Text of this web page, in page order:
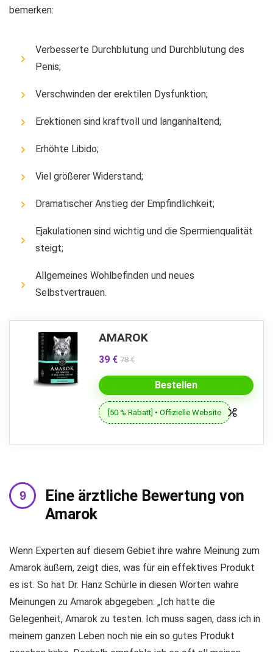
bemerken:
Verbesserte Durchblutung und Durchblutung des
Penis;
Verschwinden der erektilen Dysfunktion;
Erektionen sind kraftvoll und langanhaltend;
Erhöhte Libido;
Viel größerer Widerstand;
Dramatischer Anstieg der Empfindlichkeit;
Ejakulationen sind wichtig und die Spermienqualität
steigt;
Allgemeines Wohlbefinden und neues
Selbstvertrauen.
AMAROK
39 € 78 €
Bestellen
[50 % Rabatt] • Offizielle Website
Eine ärztliche Bewertung von
Amarok
Wenn Experten auf diesem Gebiet ihre wahre Meinung zum
Amarok äußern, zeigt dies, was für ein effektives Produkt
es ist. So hat Dr. Hanz Schürle in diesen Worten wahre
Meinungen zu Amarok abgegeben: „Ich hatte die
Gelegenheit, Amarok zu testen. Ich muss sagen, dass ich in
meinem ganzen Leben noch nie ein so gutes Produkt